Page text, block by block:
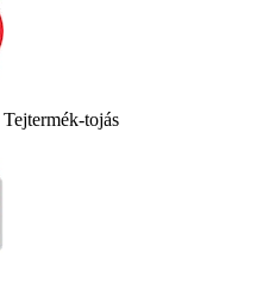
Tejtermék-tojás